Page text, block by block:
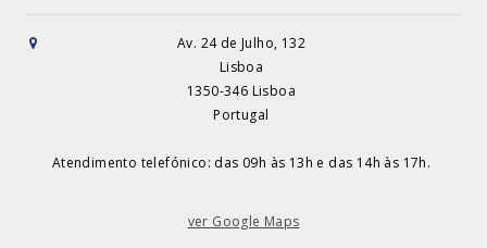
Av. 24 de Julho, 132
Lisboa
1350-346 Lisboa
Portugal
Atendimento telefónico: das 09h às 13h e das 14h às 17h.
ver Google Maps